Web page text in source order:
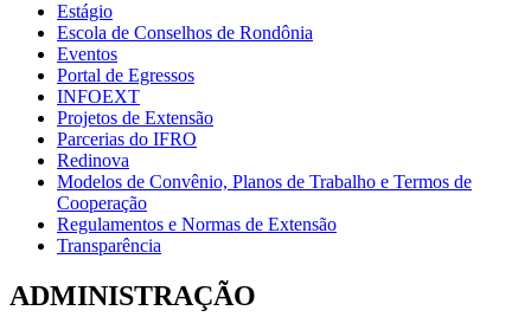
Estágio
Escola de Conselhos de Rondônia
Eventos
Portal de Egressos
INFOEXT
Projetos de Extensão
Parcerias do IFRO
Redinova
Modelos de Convênio, Planos de Trabalho e Termos de
Cooperação
Regulamentos e Normas de Extensão
Transparência
ADMINISTRAÇÃO